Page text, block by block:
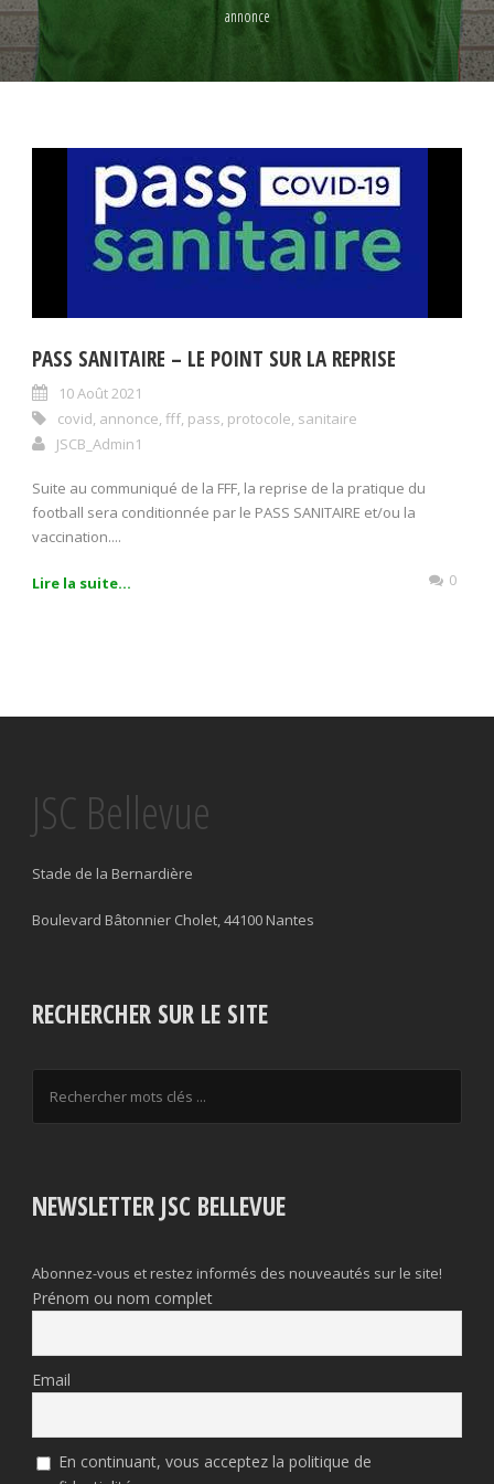
annonce
PASS SANITAIRE – LE POINT SUR LA REPRISE
10 Août 2021
covid, annonce, fff, pass, protocole, sanitaire
JSCB_Admin1
Suite au communiqué de la FFF, la reprise de la pratique du
football sera conditionnée par le PASS SANITAIRE et/ou la
vaccination....
Lire la suite... 0
JSC Bellevue
Stade de la Bernardière
Boulevard Bâtonnier Cholet, 44100 Nantes
RECHERCHER SUR LE SITE
NEWSLETTER JSC BELLEVUE
Abonnez-vous et restez informés des nouveautés sur le site!
Prénom ou nom complet
Email
En continuant, vous acceptez la politique de